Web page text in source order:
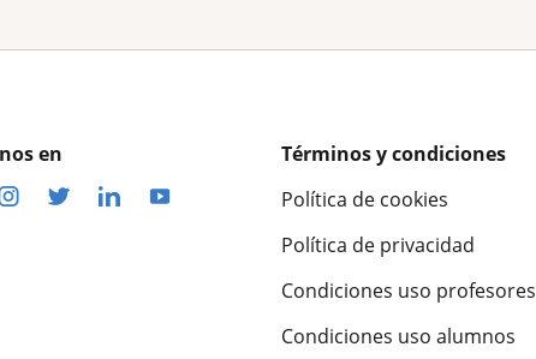
en
Términos y condiciones
Política de cookies
Política de privacidad
Condiciones uso profesores
Condiciones uso alumnos